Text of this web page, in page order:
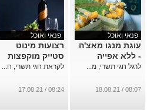
פנאי ואוכל
עוגת מנגו מאצ'ה
- ללא אפייה
לרגל חגי תשרי, מ...
08:07 / 18.08.21
פנאי ואוכל
רצועות מינוט
סטייק מוקפצות
לקראת חגי תשרי, ח...
08:24 / 17.08.21